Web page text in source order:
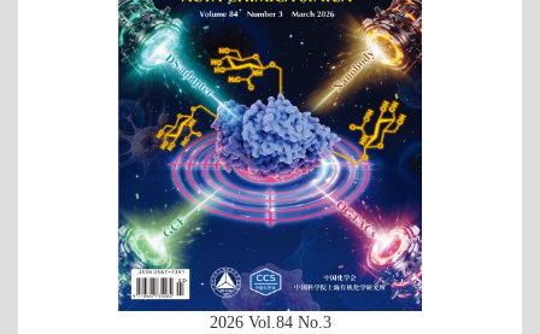
2026 Vol.84 No.3